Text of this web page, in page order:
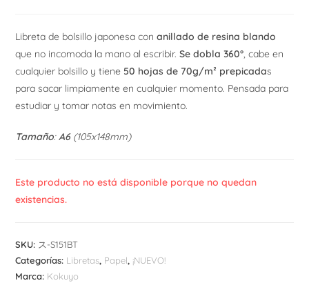
Libreta de bolsillo japonesa conanillado de resina blando
que no incomoda la mano al escribir.Se dobla 360°, cabe en
cualquier bolsillo y tiene 50 hojas de 70g/m² prepicadas
para sacar limpiamente en cualquier momento. Pensada para
estudiar y tomar notas en movimiento.
Tamaño:A6(105x148mm)
Este producto no está disponible porque no quedan
existencias.
SKU: ス-S151BT
Categorías: Libretas, Papel, ¡NUEVO!
Marca: Kokuyo